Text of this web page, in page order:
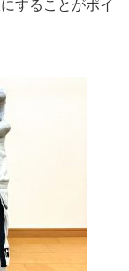
することがポイ